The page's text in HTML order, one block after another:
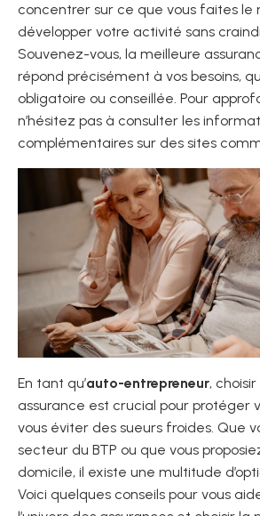
concentrer sur ce que vous faites le
développer votre activité sans
Souvenez-vous, la meilleure
répond précisément à vos besoins,
obligatoire ou conseillée. Pour
n’hésitez pas à consulter les
complémentaires sur des sites
En tant qu’auto-entrepreneur,
assurance est crucial pour protéger
vous éviter des sueurs froides. Que
secteur du BTP ou que vous
domicile, il existe une multitude
Voici quelques conseils pour vous